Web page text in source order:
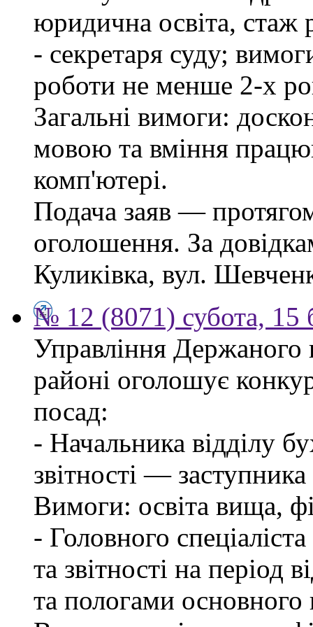
юридична освіта, стаж
- секретаря суду;
роботи не менше 2-х
Загальні вимоги:
мовою та вміння
комп'ютері.
Подача заяв —
оголошення. За
Куликівка, вул.
№ 12 (8071) субота, 15
Управління Держаного
районі оголошує
посад:
- Начальника відділу
звітності —
Вимоги: освіта вища,
- Головного
та звітності на період
та пологами основного